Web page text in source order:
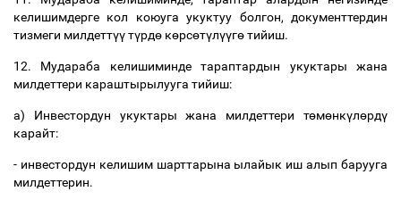
келишимдерге кол коюуга укуктуу болгон, документтердин
тизмеги милдеттүүтүрдө көрсөтүлүүгөтийиш.
12. Мудараба келишиминде тараптардын укуктары
жана
милдеттери караштырылууга тийиш:
а) Инвестордун укуктары жана милдеттери төмөнкүлөрдү
карайт:
- инвестордун келишим шарттарына ылайык иш алып барууга
милдеттерин.